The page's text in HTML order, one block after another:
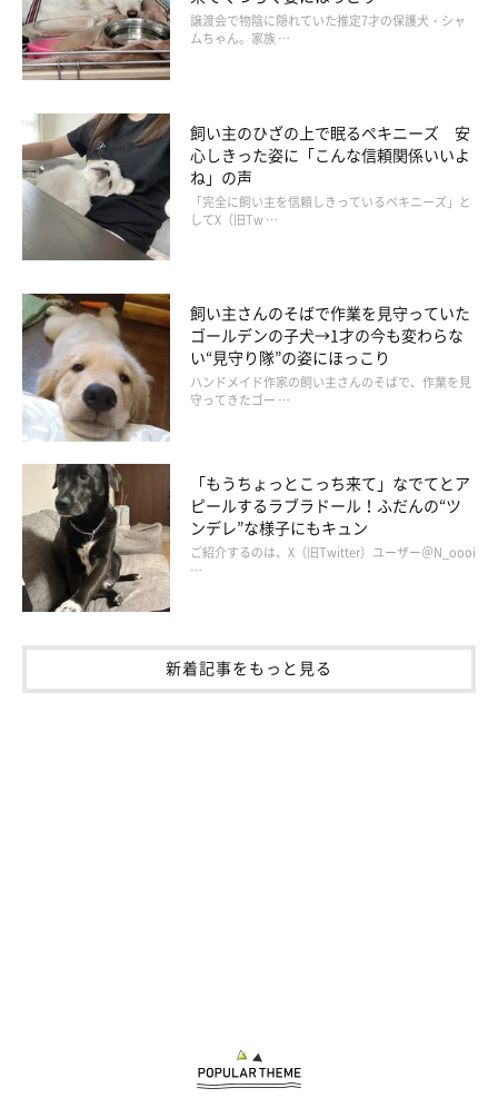
譲渡会で物陰に隠れていた推定7才の保護犬・シャ
ムちゃん。家族 …
飼い主のひざの上で眠るペキニーズ 安
心しきった姿に「こんな信頼関係いいよ
ね」の声
「完全に飼い主を信頼しきっているペキニーズ」と
してX（旧Tw …
飼い主さんのそばで作業を見守っていた
ゴールデンの子犬→1才の今も変わらな
い“見守り隊”の姿にほっこり
ハンドメイド作家の飼い主さんのそばで、作業を見
守ってきたゴー …
「もうちょっとこっち来て」なでてとア
ピールするラブラドール！ふだんの“ツ
ンデレ”な様子にもキュン
ご紹介するのは、X（旧Twitter）ユーザー＠N_oooi
…
新着記事をもっと見る